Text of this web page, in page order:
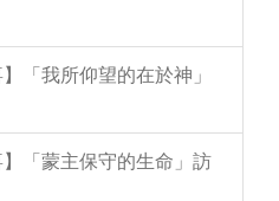
「我所仰望的在於神」
「蒙主保守的生命」訪